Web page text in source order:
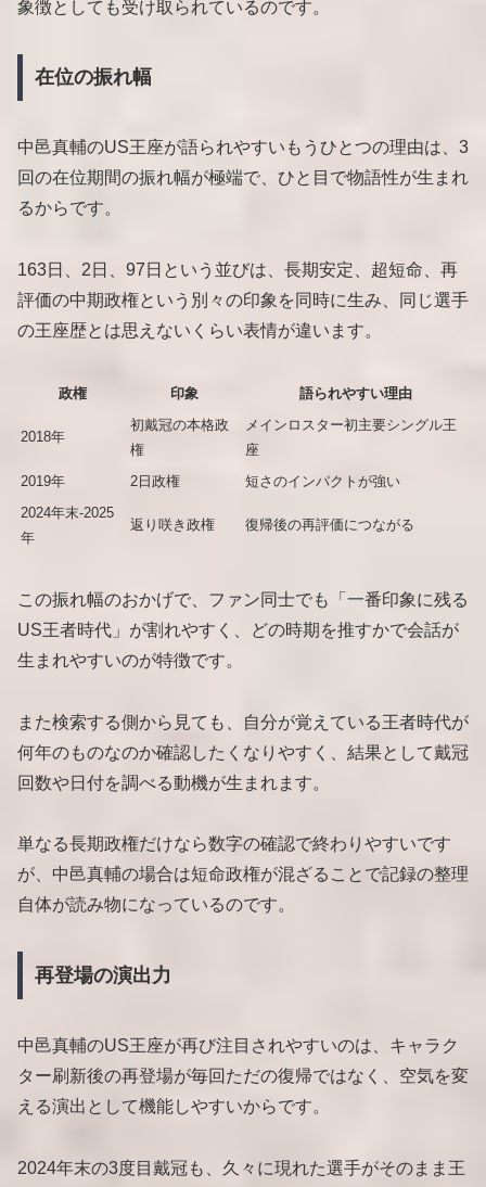
象徴としても受け取られているのです。
在位の振れ幅
中邑真輔のUS王座が語られやすいもうひとつの理由は、3
回の在位期間の振れ幅が極端で、ひと目で物語性が生まれ
るからです。
163日、2日、97日という並びは、長期安定、超短命、再
評価の中期政権という別々の印象を同時に生み、同じ選手
の王座歴とは思えないくらい表情が違います。
政権 印象 語られやすい理由
2018年
初戴冠の本格政
権
メインロスター初主要シングル王
座
2019年
2日政権
短さのインパクトが強い
2024年末-2025
年
返り咲き政権 復帰後の再評価につながる
この振れ幅のおかげで、ファン同士でも「一番印象に残る
US王者時代」が割れやすく、どの時期を推すかで会話が
生まれやすいのが特徴です。
また検索する側から見ても、自分が覚えている王者時代が
何年のものなのか確認したくなりやすく、結果として戴冠
回数や日付を調べる動機が生まれます。
単なる長期政権だけなら数字の確認で終わりやすいです
が、中邑真輔の場合は短命政権が混ざることで記録の整理
自体が読み物になっているのです。
再登場の演出力
中邑真輔のUS王座が再び注目されやすいのは、キャラク
ター刷新後の再登場が毎回ただの復帰ではなく、空気を変
える演出として機能しやすいからです。
2024年末の3度目戴冠も、久々に現れた選手がそのまま王